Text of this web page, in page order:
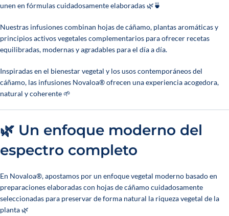
3 opiniones
unen en fórmulas cuidadosamente elaboradas 🌿🍵
Nuestras infusiones combinan hojas de cáñamo, plantas aromáticas y
principios activos vegetales complementarios para ofrecer recetas
equilibradas, modernas y agradables para el día a día.
Inspiradas en el bienestar vegetal y los usos contemporáneos del
cáñamo, las infusiones Novaloa® ofrecen una experiencia acogedora,
natural y coherente 🌱
🌿 Un enfoque moderno del
espectro completo
En Novaloa®, apostamos por un enfoque vegetal moderno basado en
preparaciones elaboradas con hojas de cáñamo cuidadosamente
seleccionadas para preservar de forma natural la riqueza vegetal de la
planta 🌿